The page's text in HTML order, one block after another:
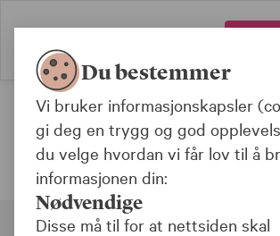
Forsikringer for offentlig sektor
Du bestemmer
Vi bruker informasjonskapsler
gi deg en trygg og god
du velge hvordan vi får lov til å
informasjonen din:
Nødvendige
Disse må til for at nettsiden skal